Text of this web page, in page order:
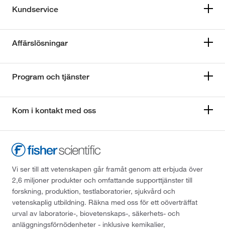
Kundservice
Affärslösningar
Program och tjänster
Kom i kontakt med oss
Vi ser till att vetenskapen går framåt genom att erbjuda över
2,6 miljoner produkter och omfattande supporttjänster till
forskning, produktion, testlaboratorier, sjukvård och
vetenskaplig utbildning. Räkna med oss för ett oöverträffat
urval av laboratorie-, biovetenskaps-, säkerhets- och
anläggningsförnödenheter - inklusive kemikalier,